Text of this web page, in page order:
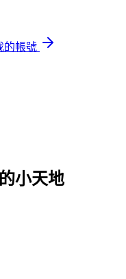
的帳號
小天地